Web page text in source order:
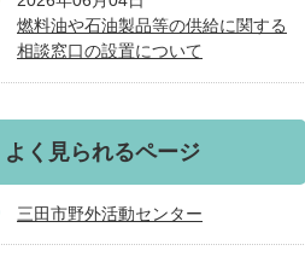
燃料油や石油製品等の供給に関する
相談窓口の設置について
よく見られるページ
三田市野外活動センター